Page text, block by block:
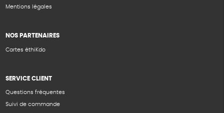
Mentions légales
NOS PARTENAIRES
Cartes éthiKdo
SERVICE CLIENT
Questions fréquentes
Suivi de commande